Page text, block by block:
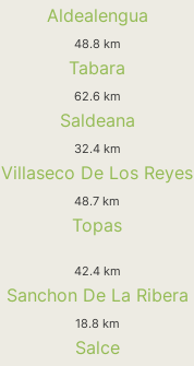
Aldealengua
48.8 km
Tabara
62.6 km
Saldeana
32.4 km
Villaseco De Los Reyes
48.7 km
Topas
42.4 km
Sanchon De La Ribera
18.8 km
Salce